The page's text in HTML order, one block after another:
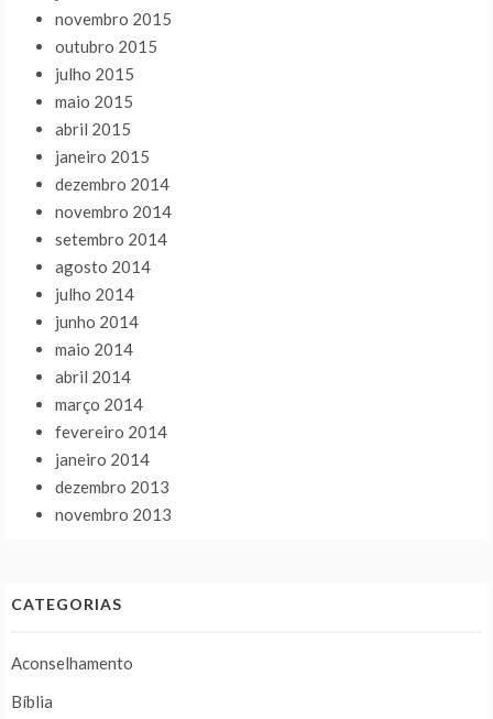
novembro 2015
outubro 2015
julho 2015
maio 2015
abril 2015
janeiro 2015
dezembro 2014
novembro 2014
setembro 2014
agosto 2014
julho 2014
junho 2014
maio 2014
abril 2014
março 2014
fevereiro 2014
janeiro 2014
dezembro 2013
novembro 2013
CATEGORIAS
Aconselhamento
Bíblia